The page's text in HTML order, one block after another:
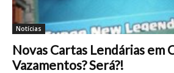
Notícias
Novas Cartas Lendárias em
Vazamentos? Será?!